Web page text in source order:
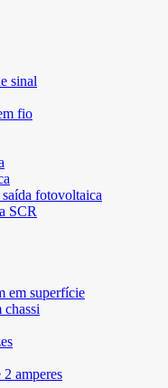
sinal
fio
fotovoltaica
SCR
em superfície
chassi
amperes